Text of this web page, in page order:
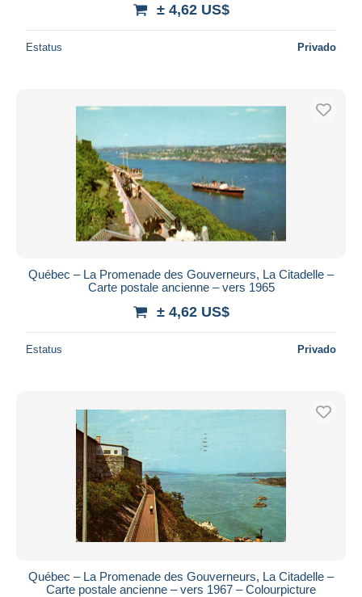
± 4,62 US$
Estatus Privado
Québec – La Promenade des Gouverneurs, La Citadelle –
Carte postale ancienne – vers 1965
± 4,62 US$
Estatus Privado
Québec – La Promenade des Gouverneurs, La Citadelle –
Carte postale ancienne – vers 1967 – Colourpicture